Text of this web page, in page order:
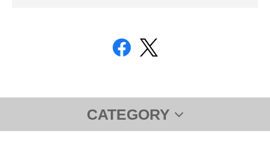
CATEGORY
Ledger TREZOR セミナー サポート